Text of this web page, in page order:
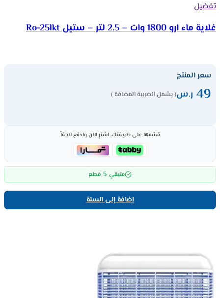
تفضيل
غلاية ماء ارو 1800 وات – 2.5 لتر – ستيل Ro-25lkt
سعر المنتج
49 ر.س( يشمل الضريبة المضافة )
قسّمها على طريقتك، اشترِ الآن وادفع لاحقاً
متبقي 5 قطع
إضافة إلى السلة